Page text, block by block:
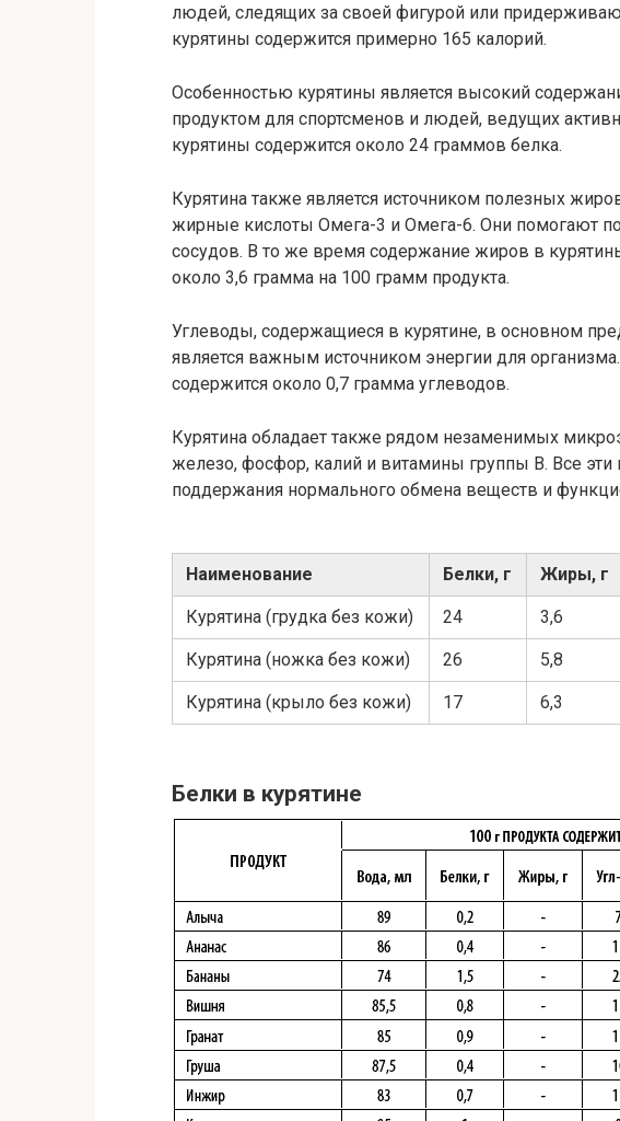
людей, следящих за своей фигурой или
курятины содержится примерно 165 калорий.
Особенностью курятины является высокий
продуктом для спортсменов и людей, ведущих
курятины содержится около 24 граммов белка.
Курятина также является источником полезных
жирные кислоты Омега-3 и Омега-6. Они помогают
сосудов. В то же время содержание жиров в
около 3,6 грамма на 100 грамм продукта.
Углеводы, содержащиеся в курятине, в основном
является важным источником энергии для
содержится около 0,7 грамма углеводов.
Курятина обладает также рядом незаменимых
железо, фосфор, калий и витамины группы В. Все
поддержания нормального обмена веществ и
Наименование Белки, г Жиры, г
Курятина (грудка без кожи) 24 3,6
Курятина (ножка без кожи) 26 5,8
Курятина (крыло без кожи) 17 6,3
Белки в курятине